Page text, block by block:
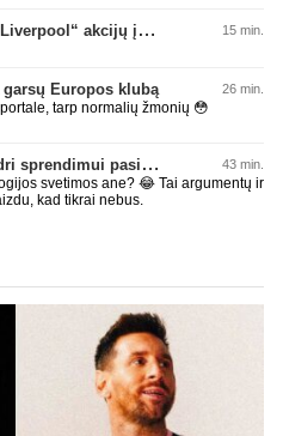
„Amazon“ įkūrėjas artėja prie „Liverpool“ akcijų įsigijimo 15 min.
Europos klubą 26 min.
tarp normalių žmonių 😳
Paaiškėjo, kas turėjo įtakos Rodri sprendimui pasirinkti Barselonos pusę 43 min.
svetimos ane? 😂 Tai argumentų ir
kad tikrai nebus.